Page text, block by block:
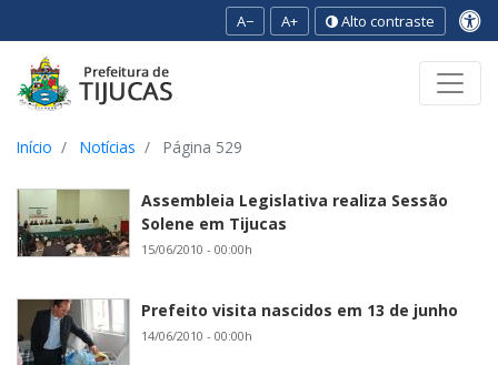
A− A+ Alto contraste
Início Notícias Página 529
Assembleia Legislativa realiza Sessão
Solene em Tijucas
15/06/2010 - 00:00h
Prefeito visita nascidos em 13 de junho
14/06/2010 - 00:00h